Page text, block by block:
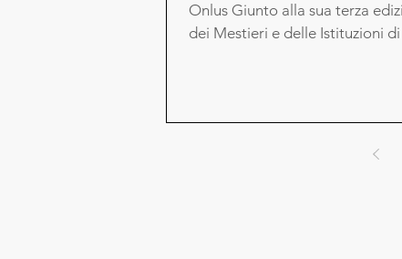
Onlus Giunto alla sua terza
dei Mestieri e delle Istituzioni